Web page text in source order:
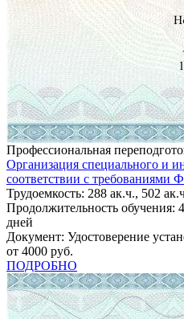
Профессиональная
Организация специального и
соответствии с
Трудоемкость: 288 ак.ч., 502
Продолжительность обучения:
дней
Документ: Удостоверение
от 4000 руб.
ПОДРОБНО